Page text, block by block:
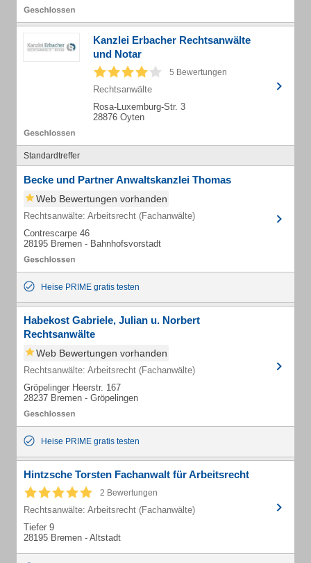
Kanzlei Erbacher Rechtsanwälte
und Notar
5 Bewertungen
Rechtsanwälte
Rosa-Luxemburg-Str. 3
28876 Oyten
Standardtreffer
Becke und Partner Anwaltskanzlei Thomas
Web Bewertungen vorhanden
Rechtsanwälte: Arbeitsrecht (Fachanwälte)
Contrescarpe 46
28195 Bremen - Bahnhofsvorstadt
Heise PRIME gratis testen
Habekost Gabriele, Julian u. Norbert
Rechtsanwälte
Web Bewertungen vorhanden
Rechtsanwälte: Arbeitsrecht (Fachanwälte)
Gröpelinger Heerstr. 167
28237 Bremen - Gröpelingen
Heise PRIME gratis testen
Hintzsche Torsten Fachanwalt für Arbeitsrecht
2 Bewertungen
Rechtsanwälte: Arbeitsrecht (Fachanwälte)
Tiefer 9
28195 Bremen - Altstadt